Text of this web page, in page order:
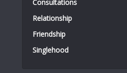
Consultations
Relationship
Friendship
Singlehood